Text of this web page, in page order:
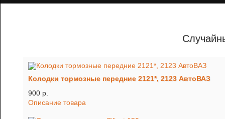
Колодки тормозные передние 2121*, 2123 АвтоВАЗ
900 p.
Описание товара